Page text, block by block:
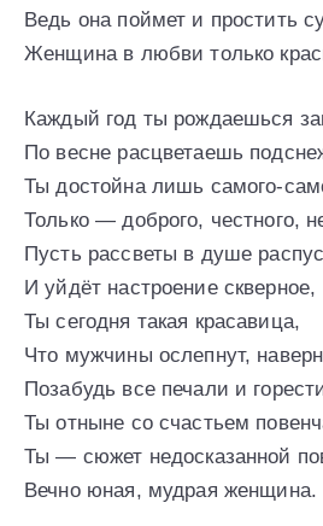
Ведь она поймет и простить
Женщина в любви только
Каждый год ты рождаешься
По весне расцветаешь
Ты достойна лишь самого-
Только — доброго, честного,
Пусть рассветы в душе
И уйдёт настроение скверное,
Ты сегодня такая красавица,
Что мужчины ослепнут,
Позабудь все печали и
Ты отныне со счастьем
Ты — сюжет недосказанной
Вечно юная, мудрая женщина.